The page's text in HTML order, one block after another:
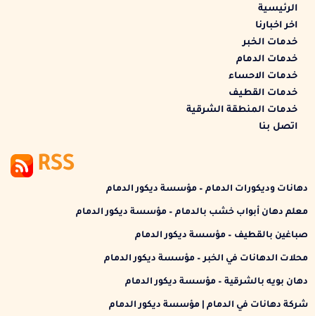
الرئيسية
اخر اخبارنا
خدمات الخبر
خدمات الدمام
خدمات الاحساء
خدمات القطيف
خدمات المنطقة الشرقية
اتصل بنا
RSS
دهانات وديكورات الدمام – مؤسسة ديكور الدمام
معلم دهان أبواب خشب بالدمام – مؤسسة ديكور الدمام
صباغين بالقطيف – مؤسسة ديكور الدمام
محلات الدهانات في الخبر – مؤسسة ديكور الدمام
دهان بويه بالشرقية – مؤسسة ديكور الدمام
شركة دهانات في الدمام | مؤسسة ديكور الدمام